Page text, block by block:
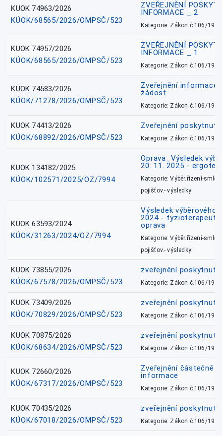
KUOK 74963/2026
KÚOK/68565/2026/OMPSČ/523
ZVEŘEJNĚNÍ
INFORMACE _ 2
Kategorie: Zákon č.106/1999
KUOK 74957/2026
KÚOK/68565/2026/OMPSČ/523
ZVEŘEJNĚNÍ
INFORMACE _ 1
Kategorie: Zákon č.106/1999
KUOK 74583/2026
KÚOK/71278/2026/OMPSČ/523
Zveřejnění informace
žádost
Kategorie: Zákon č.106/1999
KUOK 74413/2026
KÚOK/68892/2026/OMPSČ/523
Zveřejnění
Kategorie: Zákon č.106/1999
KUOK 134182/2025
KÚOK/102571/2025/OZ/7994
Oprava_Výsledek
20. 11. 2025 -
Kategorie: Výběr.řízení-
pojišťov.- výsledky
KUOK 63593/2024
KÚOK/31263/2024/OZ/7994
Výsledek výběrového
2024 - fyzioterapeut,
oprava
Kategorie: Výběr.řízení-
pojišťov.- výsledky
KUOK 73855/2026
KÚOK/67578/2026/OMPSČ/523
zveřejnění
Kategorie: Zákon č.106/1999
KUOK 73409/2026
KÚOK/70829/2026/OMPSČ/523
zveřejnění
Kategorie: Zákon č.106/1999
KUOK 70875/2026
KÚOK/68634/2026/OMPSČ/523
zveřejnění
Kategorie: Zákon č.106/1999
KUOK 72660/2026
KÚOK/67317/2026/OMPSČ/523
Zveřejnění částečně
informace
Kategorie: Zákon č.106/1999
KUOK 70435/2026
KÚOK/67018/2026/OMPSČ/523
zveřejnění
Kategorie: Zákon č.106/1999